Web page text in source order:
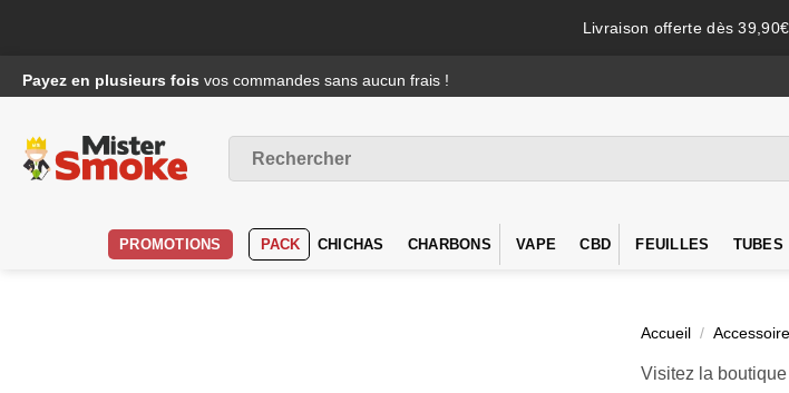
Livraison offerte dès
au
Payez en plusieurs fois vos commandes sans aucun frais !
pour :
PROMOTIONS PACK CHICHAS CHARBONS VAPE CBD FEUILLES TUBES
Accueil /
Visitez la boutique